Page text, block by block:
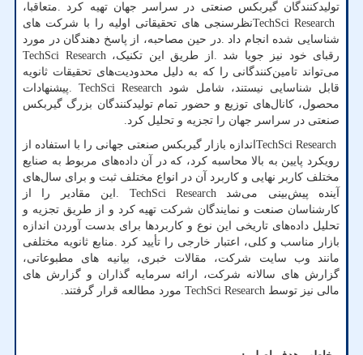
تولیدکنندگان گیربکس صنعتی در سراسر جهان تهیه کرد.متعاقبا،
TechSci Researchنظرسنجی های تحقیقاتی اولیه را با شرکت های
شناسایی شده انجام داد.در حین مصاحبه، از پاسخ دهندگان در مورد
رقبای خود نیز جویا شد . از طریق این تکنیک،TechSci Research
می‌تواند تامین‌کنندگانی را که به دلیل محدودیت‌های تحقیقات ثانویه
قابل شناسایی نیستند، شامل شود. TechSci Researchپیشنهادات
محصول، کانال‌های توزیع و حضور تمام تولیدکنندگان بزرگ گیربکس
صنعتی در سراسر جهان را تجزیه و تحلیل کرد.
TechSci Research اندازه بازار گیربکس صنعتی جهانی را با استفاده از
رویکرد پایین به بالا محاسبه کرد، که در آن داده‌های مربوط به صنایع
مختلف کاربر نهایی و کاربرد آن در انواع مختلف ثبت و برای سال‌های
آینده پیش‌بینی می‌شد. TechSci Research این مقادیر را از
کارشناسان صنعت و نمایندگان شرکت تهیه کرد و از طریق تجزیه و
تحلیل داده‌های تاریخی این نوع و کاربردها برای بدست آوردن اندازه
بازار مناسب و کلی، اعتبار خارجی را تأیید کرد.منابع ثانویه مختلفی
مانند وب سایت شرکت، مقالات خبری، بیانیه های مطبوعاتی،
گزارش های سالانه شرکت، ارائه سرمایه گذاران و گزارش های
مالی نیز توسط TechSci Research مورد مطالعه قرار گرفتند.